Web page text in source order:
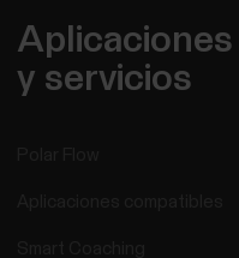
Aplicaciones
y servicios